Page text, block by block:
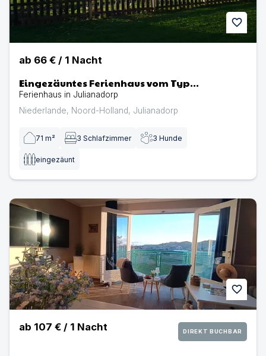
favorite
ab 66 € / 1 Nacht
Eingezäuntes Ferienhaus vom Typ
Strandperle mit Dünenblick
Ferienhaus in Julianadorp
Niederlande, Noord-Holland, Julianadorp
71 m² 3 Schlafzimmer 3 Hunde
eingezäunt
favorite
PiMa aan Zee | Ferienwohnung in Julianadorp
ab 107 € / 1 Nacht DIREKT BUCHBAR